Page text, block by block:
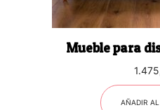
Mueble para
AÑADIR